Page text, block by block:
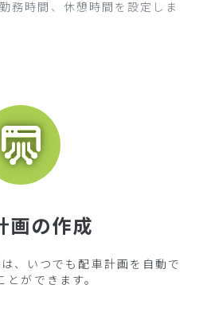
務時間、休憩時間を設定しま
画の作成
、いつでも配車計画を自動で
とができます。